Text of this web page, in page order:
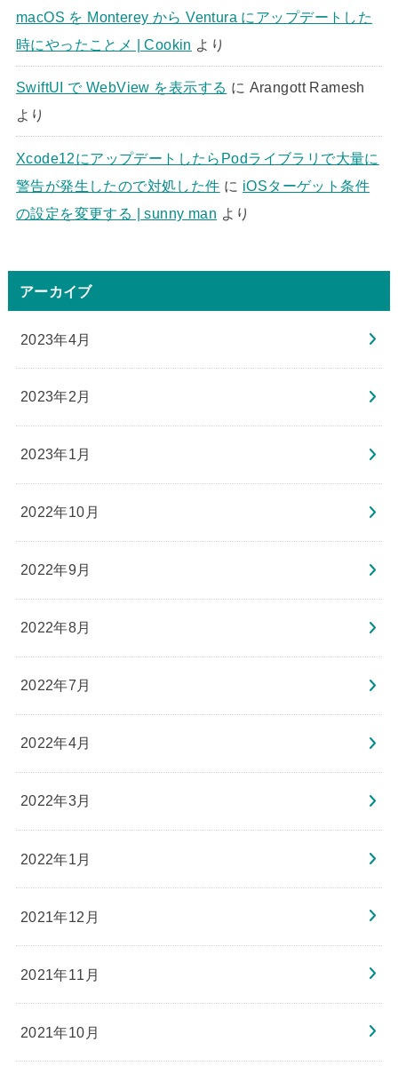
macOS を Monterey から Ventura にアップデートした
時にやったことメ | Cookin より
SwiftUI で WebView を表示する に Arangott Ramesh
より
Xcode12にアップデートしたらPodライブラリで大量に
警告が発生したので対処した件 に iOSターゲット条件
の設定を変更する | sunny man より
アーカイブ
2023年4月
2023年2月
2023年1月
2022年10月
2022年9月
2022年8月
2022年7月
2022年4月
2022年3月
2022年1月
2021年12月
2021年11月
2021年10月